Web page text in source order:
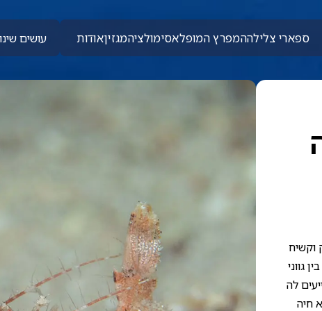
ספארי צלילההמפרץ המופלאסימולציהמגזיןאודות עושים
וקשיח
גווני
לה
חיה